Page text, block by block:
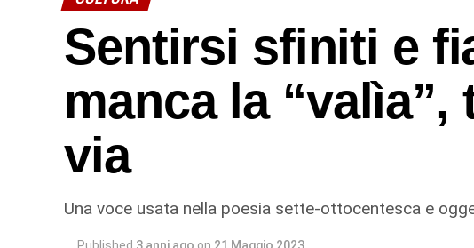
Sentirsi sfiniti e
manca la
via
Una voce usata nella poesia sette-ottocentesca e